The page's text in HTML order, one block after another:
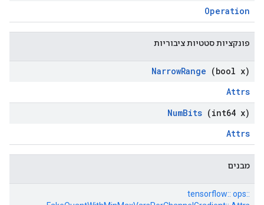
Operation
פונקציות סטטיות ציבוריות
NarrowRange (bool x)
Attrs
NumBits (int64 x)
Attrs
מבנים
tensorflow:: ops::